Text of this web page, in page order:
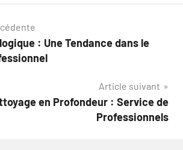
: Une Tendance dans le
Article suivant
en Profondeur : Service de
Professionnels